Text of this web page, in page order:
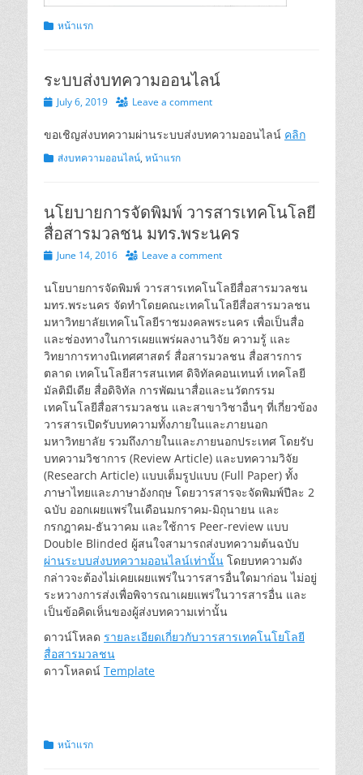
Categories
หน้าแรก
ระบบส่งบทความออนไลน์
PostedJuly 6, 2019 Leave a comment
ขอเชิญส่งบทความผ่านระบบส่งบทความออนไลน์ คลิก
Categories
ส่งบทความออนไลน์, หน้าแรก
นโยบายการจัดพิมพ์ วารสารเทคโนโลยี
สื่อสารมวลชน มทร.พระนคร
PostedJune 14, 2016 Leave a comment
นโยบายการจัดพิมพ์ วารสารเทคโนโลยีสื่อสารมวลชน
มทร.พระนคร จัดทำโดยคณะเทคโนโลยีสื่อสารมวลชน
มหาวิทยาลัยเทคโนโลยีราชมงคลพระนคร เพื่อเป็นสื่อ
และช่องทางในการเผยแพร่ผลงานวิจัย ความรู้ และ
วิทยาการทางนิเทศศาสตร์ สื่อสารมวลชน สื่อสารการ
ตลาด เทคโนโลยีสารสนเทศ ดิจิทัลคอนเทนท์ เทคโลยี
มัลติมีเดีย สื่อดิจิทัล การพัฒนาสื่อและนวัตกรรม
เทคโนโลยีสื่อสารมวลชน และสาขาวิชาอื่นๆ ที่เกี่ยวข้อง
วารสารเปิดรับบทความทั้งภายในและภายนอก
มหาวิทยาลัย รวมถึงภายในและภายนอกประเทศ โดยรับ
บทความวิชาการ (Review Article) และบทความวิจัย
(Research Article) แบบเต็มรูปแบบ (Full Paper) ทั้ง
ภาษาไทยและภาษาอังกฤษ โดยวารสารจะจัดพิมพ์ปีละ 2
ฉบับ ออกเผยแพร่ในเดือนมกราคม-มิถุนายน และ
กรกฎาคม-ธันวาคม และใช้การ Peer-review แบบ
Double Blinded ผู้สนใจสามารถส่งบทความต้นฉบับ
ผ่านระบบส่งบทความออนไลน์เท่านั้น โดยบทความดัง
กล่าวจะต้องไม่เคยเผยแพร่ในวารสารอื่นใดมาก่อน ไม่อยู่
ระหวางการส่งเพื่อพิจารณาเผยแพร่ในวารสารอื่น และ
เป็นข้อคิดเห็นของผู้ส่งบทความเท่านั้น
ดาวน์โหลด รายละเอียดเกี่ยวกับวารสารเทคโนโยโลยี
สื่อสารมวลชน
ดาวโหลดน์ Template
Categories
หน้าแรก